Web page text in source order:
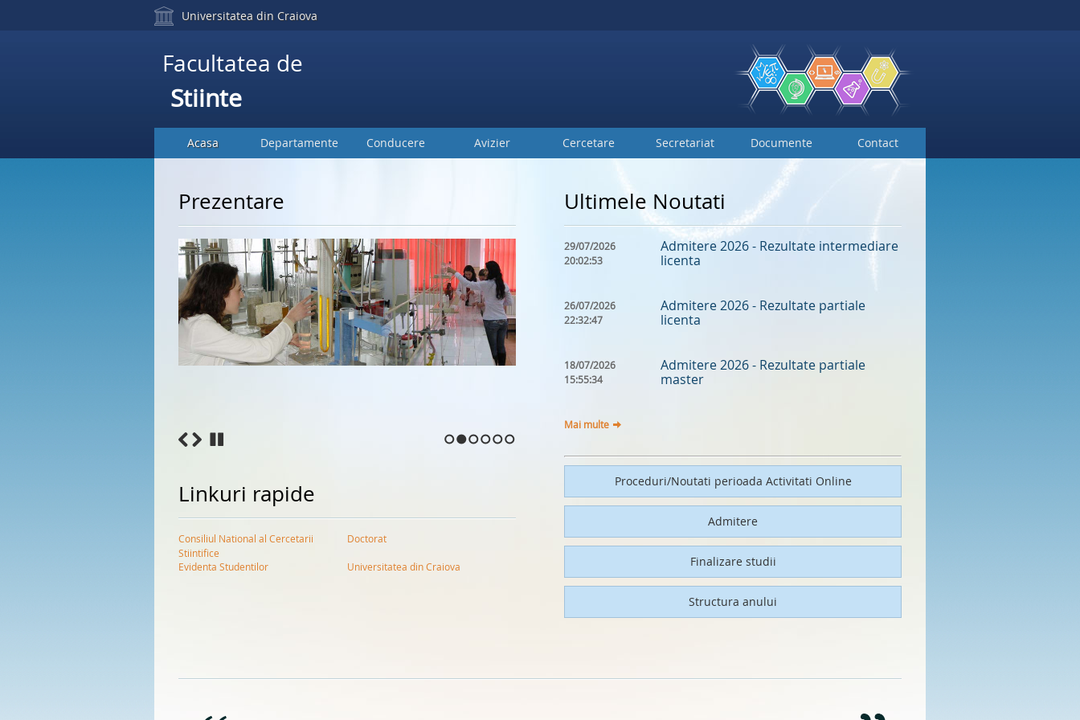
Universitatea din Craiova
Facultatea de
Stiinte
Acasa Departamente Conducere Avizier Cercetare Secretariat Documente Contact
Prezentare
Linkuri rapide
Consiliul National al Cercetarii
Stiintifice
Doctorat
Evidenta Studentilor Universitatea din Craiova
Ultimele Noutati
29/07/2026
20:02:53
Admitere 2026 - Rezultate intermediare
licenta
26/07/2026
22:32:47
Admitere 2026 - Rezultate partiale
licenta
18/07/2026
15:55:34
Admitere 2026 - Rezultate partiale
master
Mai multe
Proceduri/Noutati perioada Activitati Online
Admitere
Finalizare studii
Structura anului